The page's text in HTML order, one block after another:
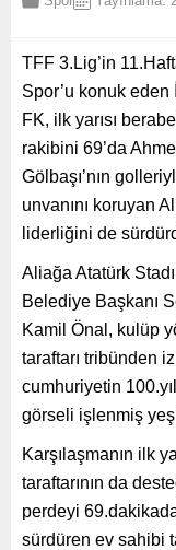
TFF 3.Lig’in
Spor’u konuk
FK, ilk yarısı
rakibini 69’da
Gölbaşı’nın
unvanını koruyan
liderliğini de
Aliağa Atatürk
Belediye Başkanı
Kamil Önal, kulüp
taraftarı tribünden
cumhuriyetin
görseli işlenmiş
Karşılaşmanın ilk
taraftarının da
perdeyi
sürdüren ev sahibi